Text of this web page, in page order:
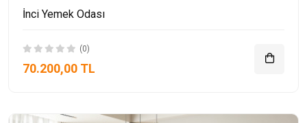
İnci Yemek Odası
(0)
70.200,00 TL